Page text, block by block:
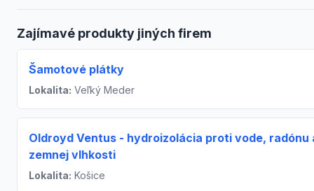
Zajímavé produkty jiných firem
Šamotové plátky
Lokalita: Veľký Meder
Oldroyd Ventus - hydroizolácia proti vode, radónu
zemnej vlhkosti
Lokalita: Košice